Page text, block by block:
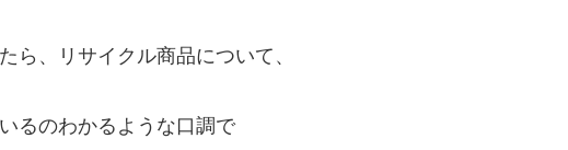
ら、リサイクル商品について、
るのわかるような口調で